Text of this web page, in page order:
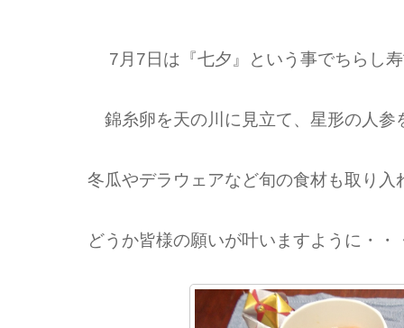
7 月 7日は『七夕』という事でちらし
錦糸卵を天の川に見立て、星形の人参
冬瓜やデラウェアなど旬の食材も取り入
どうか皆様の願いが叶いますように・・